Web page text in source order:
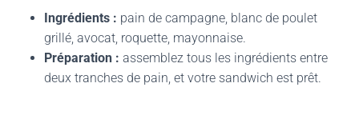
Ingrédients : pain de campagne, blanc de poulet
grillé, avocat, roquette, mayonnaise.
Préparation : assemblez tous les ingrédients entre
deux tranches de pain, et votre sandwich est prêt.